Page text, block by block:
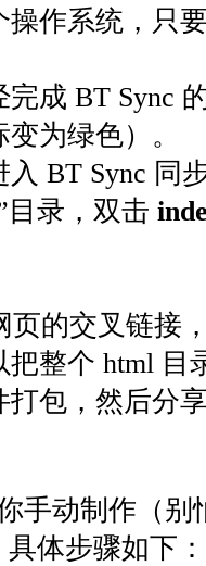
作系统，只要
成 BT Sync
为绿色）。
BT Sync 同
目录，双击
的交叉链接
整个 html 目
包，然后分
动制作（别
体步骤如下：